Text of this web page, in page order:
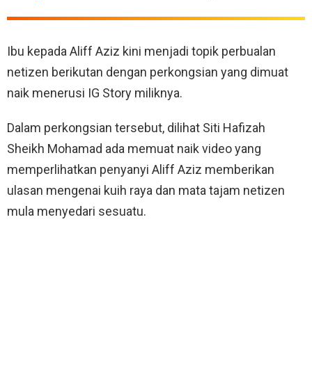
Ibu kepada Aliff Aziz kini menjadi topik perbualan
netizen berikutan dengan perkongsian yang dimuat
naik menerusi IG Story miliknya.
Dalam perkongsian tersebut, dilihat Siti Hafizah
Sheikh Mohamad ada memuat naik video yang
memperlihatkan penyanyi Aliff Aziz memberikan
ulasan mengenai kuih raya dan mata tajam netizen
mula menyedari sesuatu.